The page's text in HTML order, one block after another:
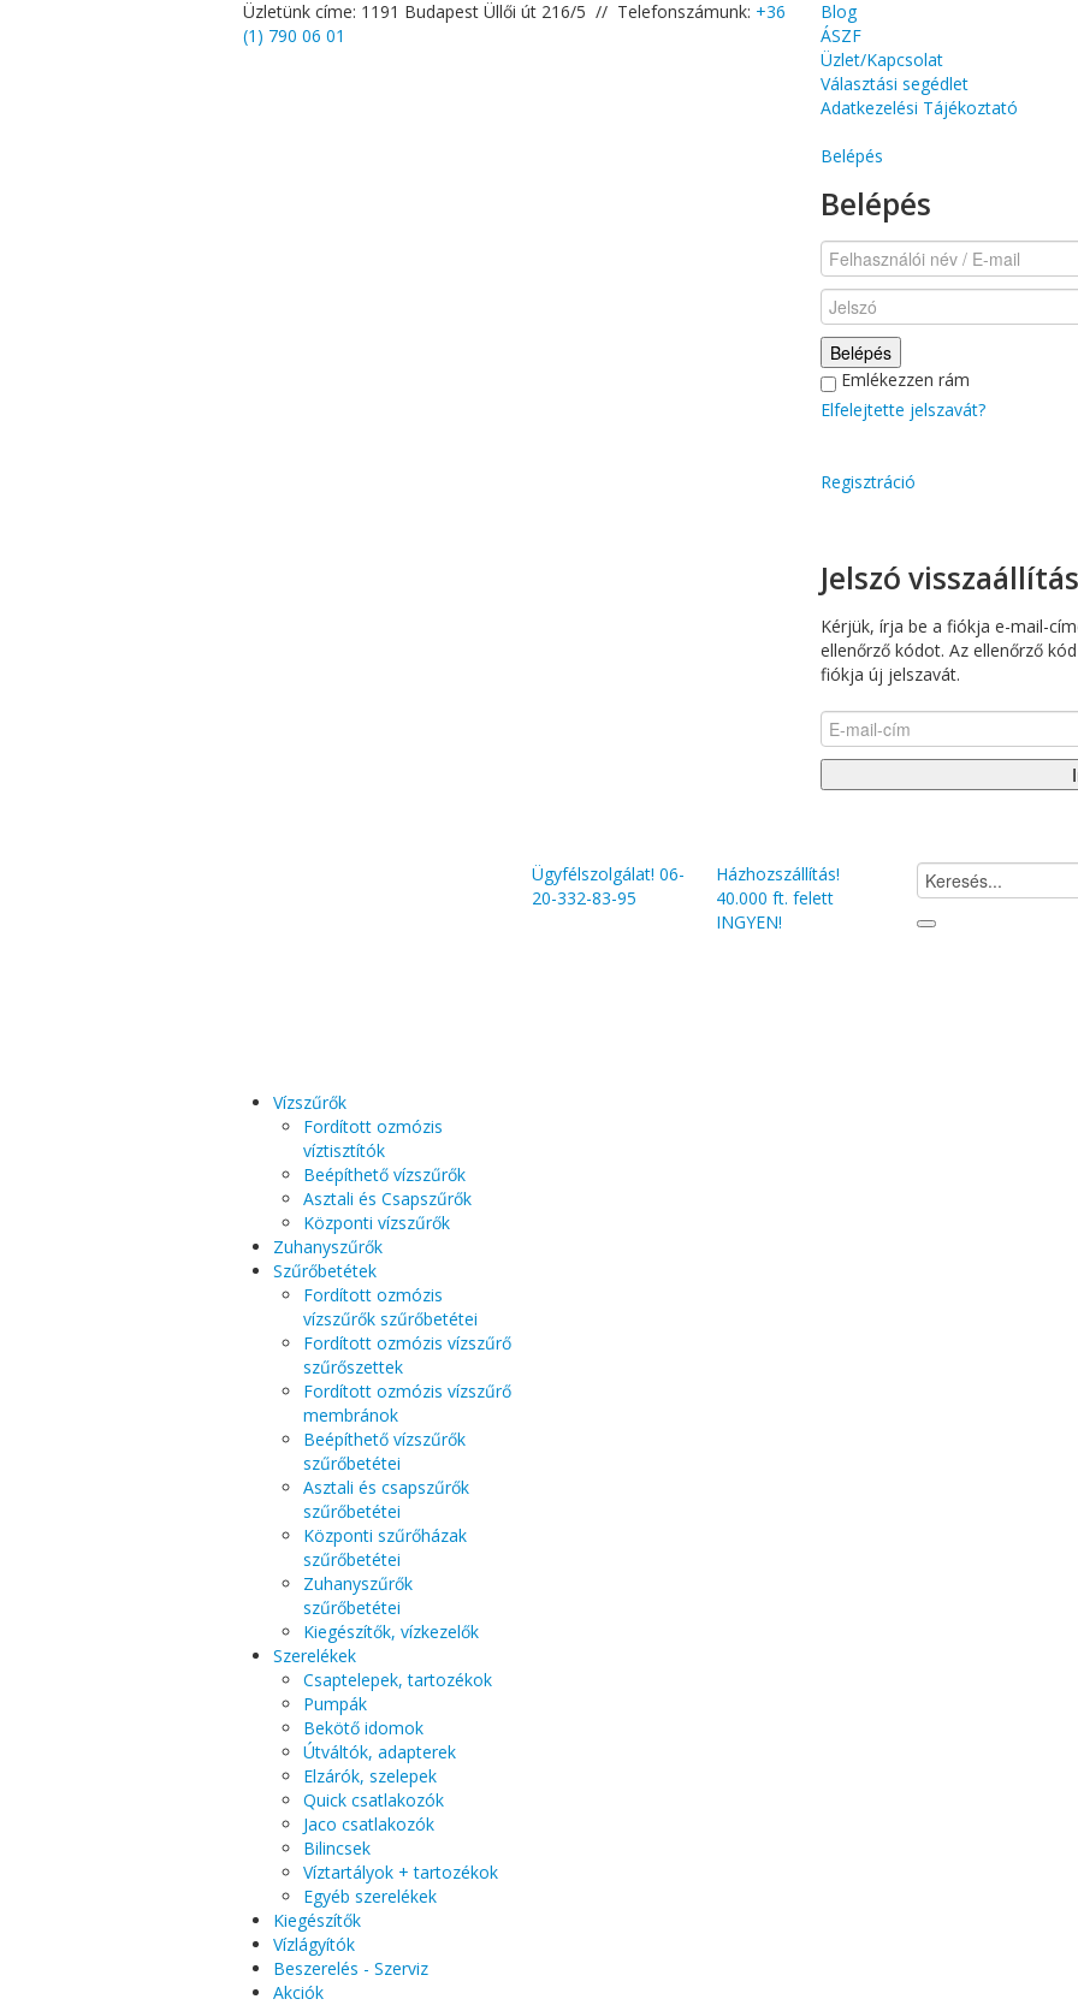
Üzletünk címe: 1191 Budapest Üllői út 216/5 // Telefonszámunk: +36
(1) 790 06 01
Blog
ÁSZF
Üzlet/Kapcsolat
Választási segédlet
Adatkezelési Tájékoztató
Belépés
Belépés
Belépés
Emlékezzen rám
Elfelejtette jelszavát?
Regisztráció
Jelszó
Kérjük, írja be a fiókja e-mail-
ellenőrző kódot. Az ellenőrző
fiókja új jelszavát.
Ügyfélszolgálat! 06-
20-332-83-95
Házhozszállítás!
40.000 ft. felett
INGYEN!
Vízszűrők
Fordított ozmózis
víztisztítók
Beépíthető vízszűrők
Asztali és Csapszűrők
Központi vízszűrők
Zuhanyszűrők
Szűrőbetétek
Fordított ozmózis
vízszűrők szűrőbetétei
Fordított ozmózis vízszűrő
szűrőszettek
Fordított ozmózis vízszűrő
membránok
Beépíthető vízszűrők
szűrőbetétei
Asztali és csapszűrők
szűrőbetétei
Központi szűrőházak
szűrőbetétei
Zuhanyszűrők
szűrőbetétei
Kiegészítők, vízkezelők
Szerelékek
Csaptelepek, tartozékok
Pumpák
Bekötő idomok
Útváltók, adapterek
Elzárók, szelepek
Quick csatlakozók
Jaco csatlakozók
Bilincsek
Víztartályok + tartozékok
Egyéb szerelékek
Kiegészítők
Vízlágyítók
Beszerelés - Szerviz
Akciók